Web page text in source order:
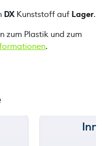
DXKunststoff auf Lager.
zum Plastik und zum
.